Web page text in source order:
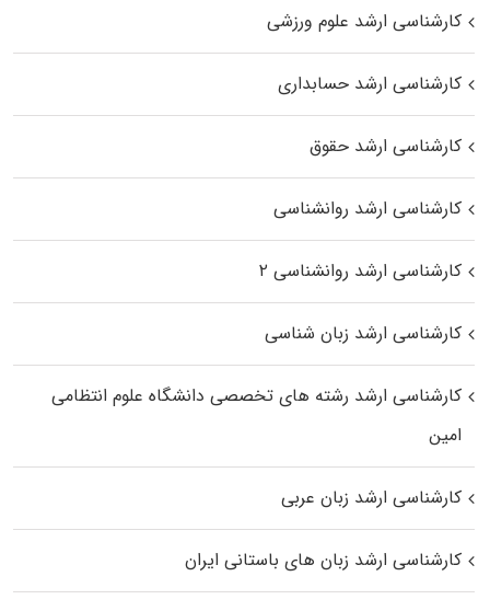
کارشناسی ارشد علوم ورزشی
کارشناسی ارشد حسابداری
کارشناسی ارشد حقوق
کارشناسی ارشد روانشناسی
کارشناسی ارشد روانشناسی ۲
کارشناسی ارشد زبان شناسی
کارشناسی ارشد رﺷﺘﻪ ﻫﺎی تخصصی داﻧﺸﮕﺎه ﻋﻠﻮم انتظامی
اﻣﻴﻦ
کارشناسی ارشد زبان عربی
کارشناسی ارشد زبان‌ های باستانی ایران